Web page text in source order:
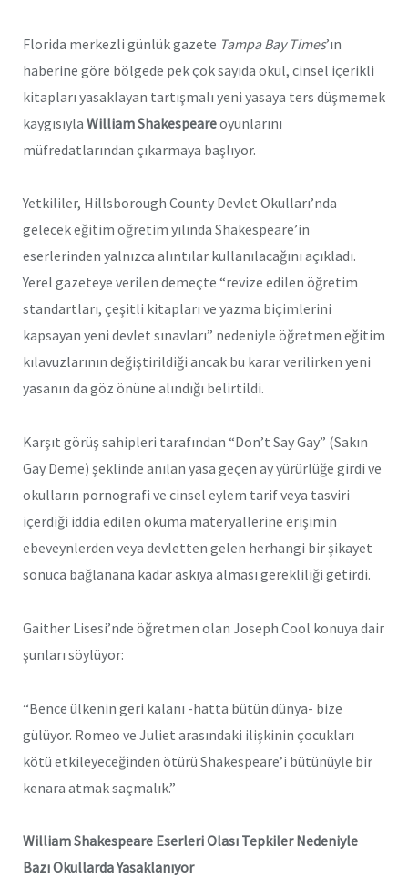
Florida merkezli günlük gazete Tampa Bay Times’ın
haberine göre bölgede pek çok sayıda okul, cinsel içerikli
kitapları yasaklayan tartışmalı yeni yasaya ters düşmemek
kaygısıyla William Shakespeareoyunlarını
müfredatlarından çıkarmaya başlıyor.
Yetkililer, Hillsborough County Devlet Okulları’nda
gelecek eğitim öğretim yılında Shakespeare’in
eserlerinden yalnızca alıntılar kullanılacağını açıkladı.
Yerel gazeteye verilen demeçte “revize edilen öğretim
standartları, çeşitli kitapları ve yazma biçimlerini
kapsayan yeni devlet sınavları” nedeniyle öğretmen eğitim
kılavuzlarının değiştirildiği ancak bu karar verilirken yeni
yasanın da göz önüne alındığı belirtildi.
Karşıt görüş sahipleri tarafından “Don’t Say Gay” (Sakın
Gay Deme) şeklinde anılan yasa geçen ay yürürlüğe girdi ve
okulların pornografi ve cinsel eylem tarif veya tasviri
içerdiği iddia edilen okuma materyallerine erişimin
ebeveynlerden veya devletten gelen herhangi bir şikayet
sonuca bağlanana kadar askıya alması gerekliliği getirdi.
Gaither Lisesi’nde öğretmen olan Joseph Cool konuya dair
şunları söylüyor:
“Bence ülkenin geri kalanı -hatta bütün dünya- bize
gülüyor. Romeo ve Juliet arasındaki ilişkinin çocukları
kötü etkileyeceğinden ötürü Shakespeare’i bütünüyle bir
kenara atmak saçmalık.”
William Shakespeare Eserleri Olası Tepkiler Nedeniyle
Bazı Okullarda Yasaklanıyor